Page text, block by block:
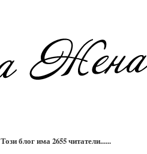
Този блог има 2655 читатели......